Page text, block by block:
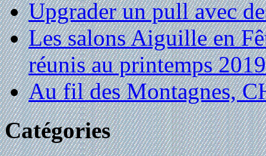
Upgrader un pull avec
Les salons Aiguille en
réunis au printemps 2019
Au fil des Montagnes,
Catégories